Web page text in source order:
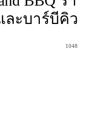
ละบาร์บีคิว
1048